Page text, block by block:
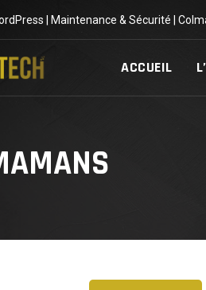
| Maintenance & Sécurité |
ACCUEIL